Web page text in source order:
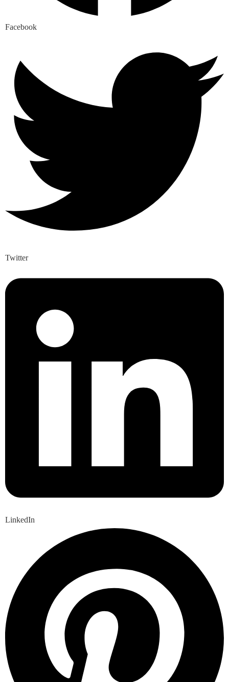
Facebook
Twitter
LinkedIn